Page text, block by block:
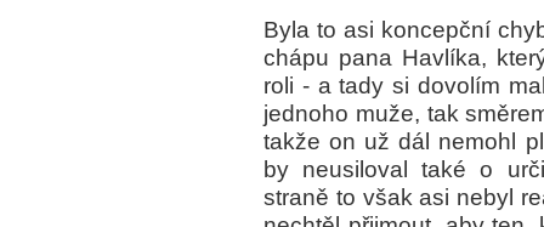
Byla to asi koncepční
chápu pana Havlíka,
roli - a tady si dovolím
jednoho muže, tak
takže on už dál nemohl
by neusiloval také o
straně to však asi nebyl